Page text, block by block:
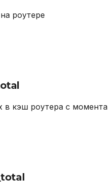
роутере
в кэш роутера с момента